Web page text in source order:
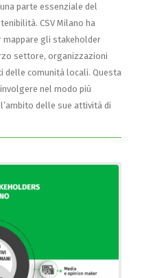
parte essenziale del
CSV Milano ha
mappare gli stakeholder
settore, organizzazioni
delle comunità locali. Questa
nel modo più
delle sue attività di